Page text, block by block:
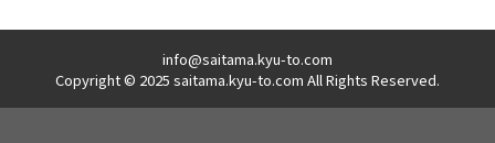
info@saitama.kyu-to.com
Copyright © 2025 saitama.kyu-to.com All Rights Reserved.